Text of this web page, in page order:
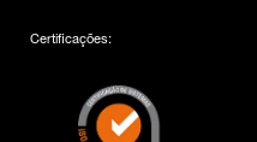
Certificações: